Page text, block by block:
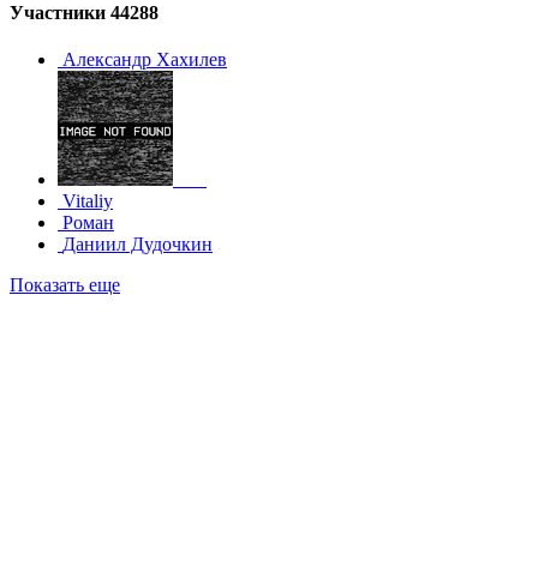
Участники 44288
Александр Хахилев
Vitaliy
Роман
Даниил Дудочкин
Показать еще